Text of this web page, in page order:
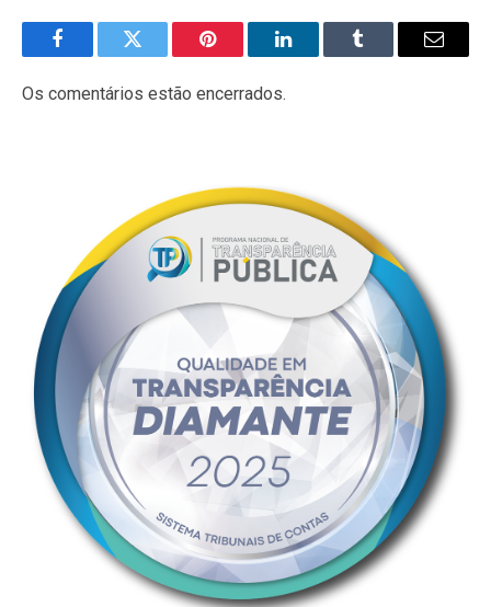
FacebookTwitter Pinterest LinkedInTumblr
E-
Os comentários estão encerrados.